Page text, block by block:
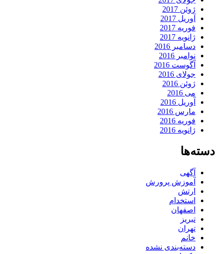
ژوئن 2017
آوریل 2017
فوریه 2017
ژانویه 2017
دسامبر 2016
نوامبر 2016
آگوست 2016
جولای 2016
ژوئن 2016
می 2016
آوریل 2016
مارس 2016
فوریه 2016
ژانویه 2016
دسته‌ها
آگهی
آموزش پرورش
ارتش
استخدام
اصفهان
تبریز
تهران
خانم
دسته‌بندی نشده